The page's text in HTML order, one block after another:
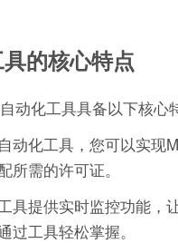
的核心特点
动化工具具备以下核
动化工具，您可以实现
所需的许可证。
具提供实时监控功能，
过工具轻松掌握。